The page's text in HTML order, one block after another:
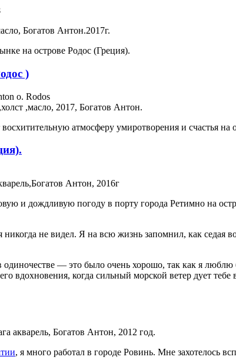
Богатов Антон.2017г.
на острове Родос (Греция).
)
,масло, 2017, Богатов Антон.
атмосферу умиротворения и счастья на
Антон, 2016г
и дождливую погоду в порту города Ретимно на
не видел. Я на всю жизнь запомнил, как седая
одиночестве — это было очень хорошо, так как я
вдохновения, когда сильный морской ветер дует тебе
акварель, Богатов Антон, 2012 год.
, я много работал в городе Ровинь. Мне захотелось